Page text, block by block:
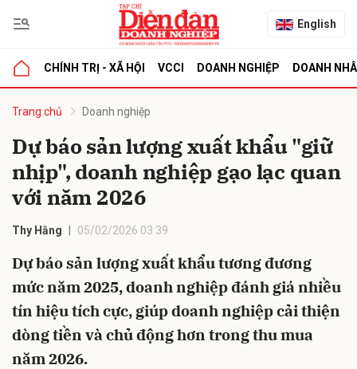
English
CHÍNH TRỊ - XÃ HỘI VCCI DOANH NGHIỆP DOANH
Trang chủ Doanh nghiệp
Dự báo sản lượng xuất khẩu "giữ
nhịp", doanh nghiệp gạo lạc quan
với năm 2026
Thy Hằng 05/02/2026 03:39
Dự báo sản lượng xuất khẩu tương đương
mức năm 2025, doanh nghiệp đánh giá nhiều
tín hiệu tích cực, giúp doanh nghiệp cải thiện
dòng tiền và chủ động hơn trong thu mua
năm 2026.
luận
Hủy